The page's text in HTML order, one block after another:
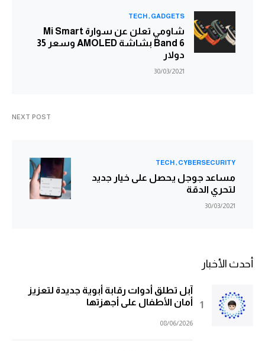
GADGETS
TECH
شاومي تعلن عن سوارة Mi Smart
Band 6 بشاشة AMOLED وسعر 35
دولار
30/03/2021
NEXT POST
CYBERSECURITY
TECH
مساعد جوجل يحصل على خيار جديد
لتحري الدقة
30/03/2021
أحدث الأخبار
آبل تطلق أدوات رقابة أبوية جديدة لتعزيز
أمان الأطفال على أجهزتها
08/06/2026